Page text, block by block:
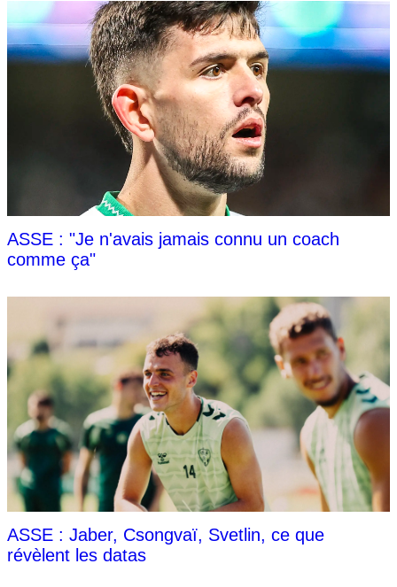
ASSE : "Je n'avais jamais connu un coach
comme ça"
ASSE : Jaber, Csongvaï, Svetlin, ce que
révèlent les datas